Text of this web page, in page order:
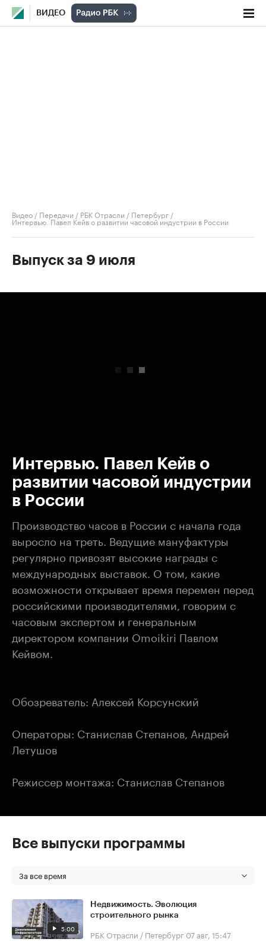
ВИДЕО
Видео / Передачи / РБК Отрасли / Петербург /
Интервью. Павел Кейв о развитии часовой индустрии в России
Выпуск за 9 июля
Интервью. Павел Кейв о
развитии часовой индустрии
в России
Производство часов в России с начала года
выросло на треть. Ведущие мануфактуры
регулярно привозят высокие награды с
международных выставок. О том, какие
возможности открывает время перемен перед
российскими производителями, говорим с
часовым экспертом и генеральным
директором компании Omoikiri Павлом
Кейвом.
Обозреватель: Алексей Корсунский
Операторы: Станислав Степанов, Андрей
Летушов
Режиссер монтажа: Станислав Степанов
Все выпуски программы
За все время
5:00
Недвижимость. Эволюция
строительного рынка
РБК Отрасли / Петербург 07 авг, 15:47